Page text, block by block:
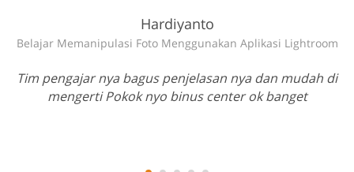
Hardiyanto
Belajar Memanipulasi Foto Menggunakan Aplikasi Lightroom
Tim pengajar nya bagus penjelasan nya dan mudah di
mengerti Pokok nyo binus center ok banget